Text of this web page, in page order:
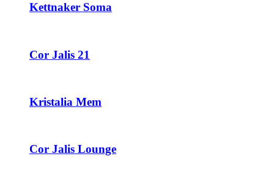
Kettnaker Soma
Cor Jalis 21
Kristalia Mem
Cor Jalis Lounge